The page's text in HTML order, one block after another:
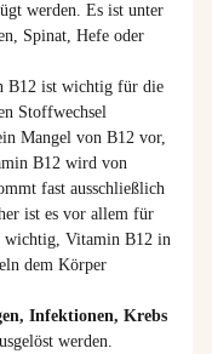
werden. Es ist unter
Spinat, Hefe oder
B12 ist wichtig für die
Stoffwechsel
Mangel von B12 vor,
B12 wird von
fast ausschließlich
ist es vor allem für
wichtig, Vitamin B12 in
dem Körper
Infektionen, Krebs
werden.